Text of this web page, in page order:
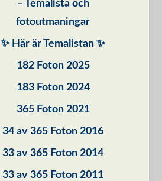
✨ Här är Temalistan ✨
182 Foton 2025
183 Foton 2024
365 Foton 2021
34 av 365 Foton 2016
33 av 365 Foton 2014
33 av 365 Foton 2011